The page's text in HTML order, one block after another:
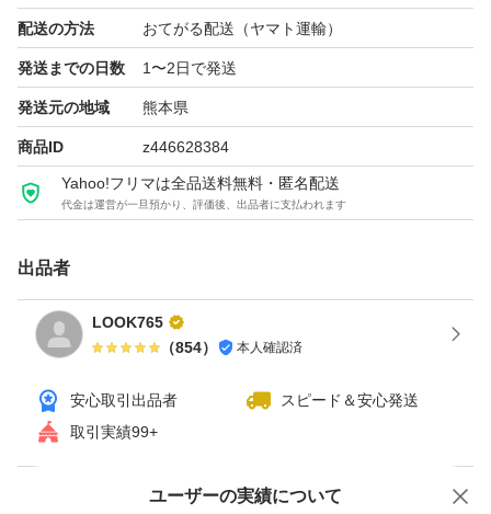
特別な人へのプレゼント・ギフトにもおススメ。高級感の
ある化粧箱にシャンプーを入れ込みお届けします。
配送の方法 おてがる配送（ヤマト運輸）
発送までの日数 1〜2日で発送
発送元の地域 熊本県
商品ID z446628384
Yahoo!フリマは全品送料無料・匿名配送
代金は運営が一旦預かり、評価後、出品者に支払われます
出品者
LOOK765
（854） 本人確認済
安心取引出品者
スピード＆安心発送
取引実績99+
ユーザーの実績について
価格の相談 商品への質問